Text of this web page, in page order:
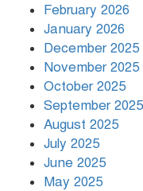
February 2026
January 2026
December 2025
November 2025
October 2025
September 2025
August 2025
July 2025
June 2025
May 2025